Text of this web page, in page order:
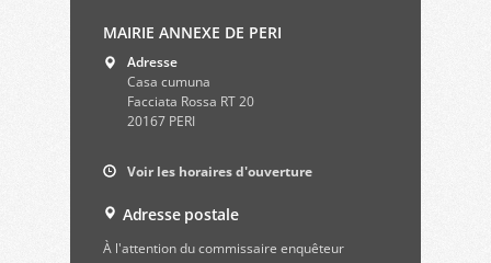
MAIRIE ANNEXE DE PERI
Adresse
Casa cumuna
Facciata Rossa RT 20
20167 PERI
Voir les horaires d'ouverture
Adresse postale
À l'attention du commissaire enquêteur